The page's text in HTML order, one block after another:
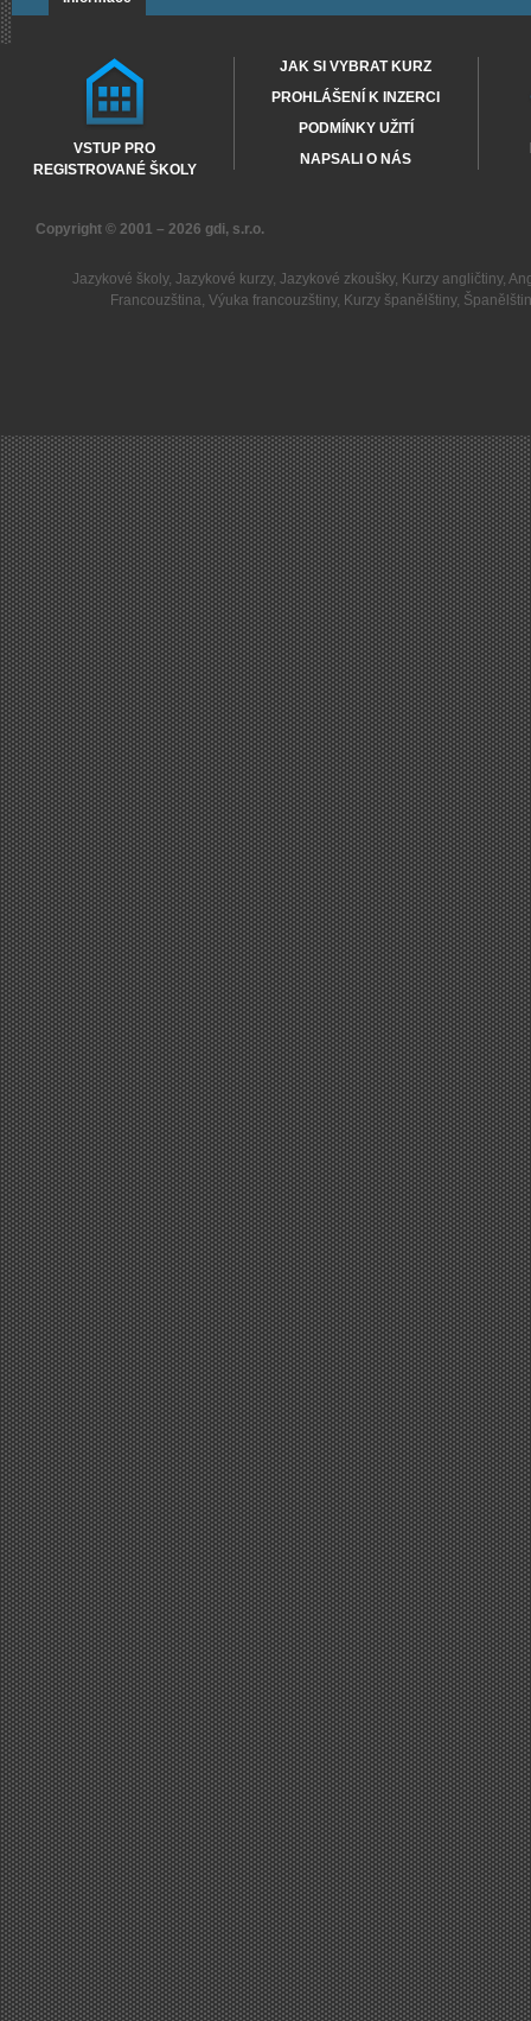
VSTUP PRO
REGISTROVANÉ ŠKOLY
JAK SI VYBRAT KURZ
PROHLÁŠENÍ K INZERCI
PODMÍNKY UŽITÍ
NAPSALI O NÁS
Copyright © 2001 – 2026 gdi, s.r.o.
Jazykové školy, Jazykové kurzy, Jazykové zkoušky, Kurzy angličtiny,
Francouzština,Výuka francouzštiny, Kurzy španělštiny,